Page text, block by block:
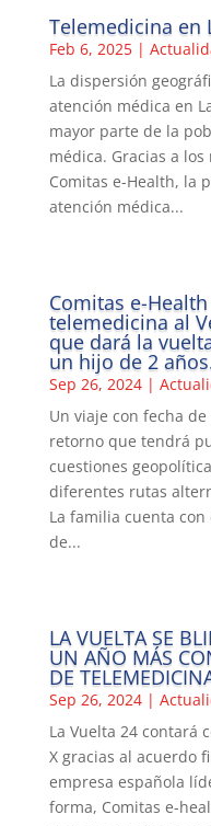
Telemedicina en
Feb 6, 2025|
La dispersión
atención médica en
mayor parte de la
médica. Gracias a
Comitas e-Health, la
atención médica...
Comitas e-
telemedicina al
que dará la
un hijo de 2
Sep 26, 2024|
Un viaje con fecha
retorno que tendrá
cuestiones
diferentes rutas
La familia cuenta
de...
LA VUELTA SE
UN AÑO MÁS
DE
Sep 26, 2024|
La Vuelta 24 contará
X gracias al acuerdo
empresa española
forma, Comitas e-